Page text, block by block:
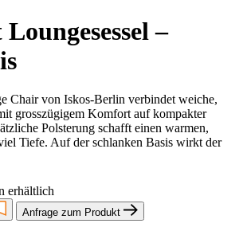
–
Chair von Iskos-Berlin verbindet weiche,
grosszügigem Komfort auf kompakter
Polsterung schafft einen warmen,
Tiefe. Auf der schlanken Basis wirkt der
erhältlich
Anfrage zum Produkt